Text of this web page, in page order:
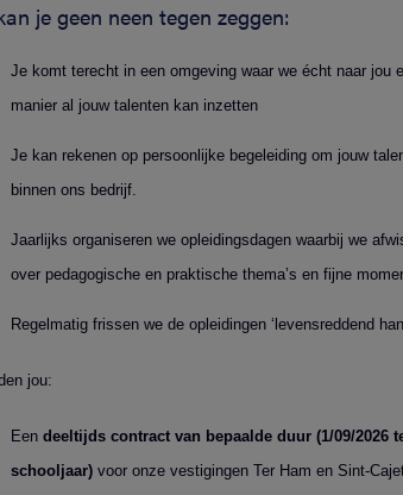
je geen neen tegen zeggen:
Je komt terecht in een omgeving waar we écht naar jou
manier al jouw talenten kan inzetten
Je kan rekenen op persoonlijke begeleiding om jouw
binnen ons bedrijf.
Jaarlijks organiseren we opleidingsdagen waarbij we
over pedagogische en praktische thema’s en fijne
Regelmatig frissen we de opleidingen ‘levensreddend
jou:
Een deeltijds contract van bepaalde duur (1/09/2026
schooljaar) voor onze vestigingen Ter Ham en Sint-